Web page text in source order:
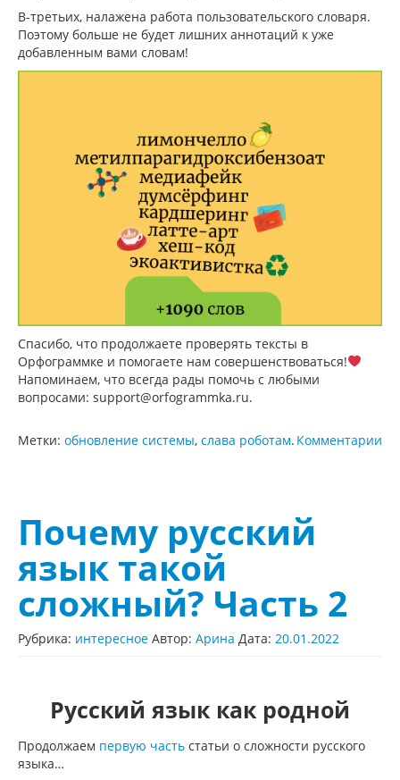
В-третьих, налажена работа пользовательского словаря.
Поэтому больше не будет лишних аннотаций к уже
добавленным вами словам!
Спасибо, что продолжаете проверять тексты в
Орфограммке и помогаете нам совершенствоваться!
Напоминаем, что всегда рады помочь с любыми
вопросами: support@orfogrammka.ru.
Комментарии
Метки: обновление системы, слава роботам.
Почему русский
язык такой
сложный? Часть 2
Рубрика: интересное Автор: Арина Дата: 20.01.2022
Русский язык как родной
Продолжаем первую часть статьи о сложности русского
языка…